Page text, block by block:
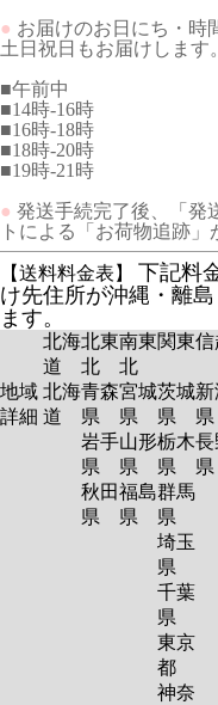
● お届けのお日にち・時
土日祝日もお届けします。
■午前中
■14時-16時
■16時-18時
■18時-20時
■19時-21時
● 発送手続完了後、「発
トによる「お荷物追跡」
【送料料金表】
下記料
け先住所が沖縄・離
ます。
北海
道
北東
北
南東
北
関東信
地域
詳細
北海
道
青森
県
岩手
県
秋田
県
宮城
県
山形
県
福島
県
茨城
県
栃木
県
群馬
県
埼玉
県
千葉
県
東京
都
神奈
長